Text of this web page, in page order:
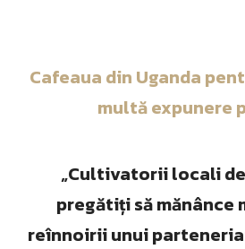
Cafeaua din Uganda
multă expunere
„Cultivatorii locali
pregătiți să mănânce
reînnoirii unui